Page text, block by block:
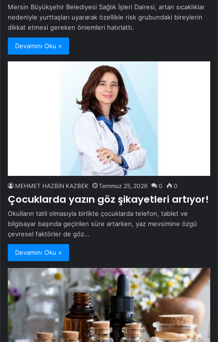
Mersin Büyükşehir Belediyesi Sağlık İşleri Dairesi, artan sıcaklıklar
nedeniyle yurttaşları uyararak özellikle risk grubundaki bireylerin
dikkat etmesi gereken önlemleri hatırlattı.
Devamını Oku »
MEHMET HAZBİN KAZBEK Temmuz 25, 2026 0 0
Çocuklarda yazın göz şikayetleri artıyor!
Okulların tatil olmasıyla birlikte çocuklarda telefon, tablet ve
bilgisayar başında geçirilen süre artarken, yaz mevsimine özgü
çevresel faktörler de göz…
Devamını Oku »